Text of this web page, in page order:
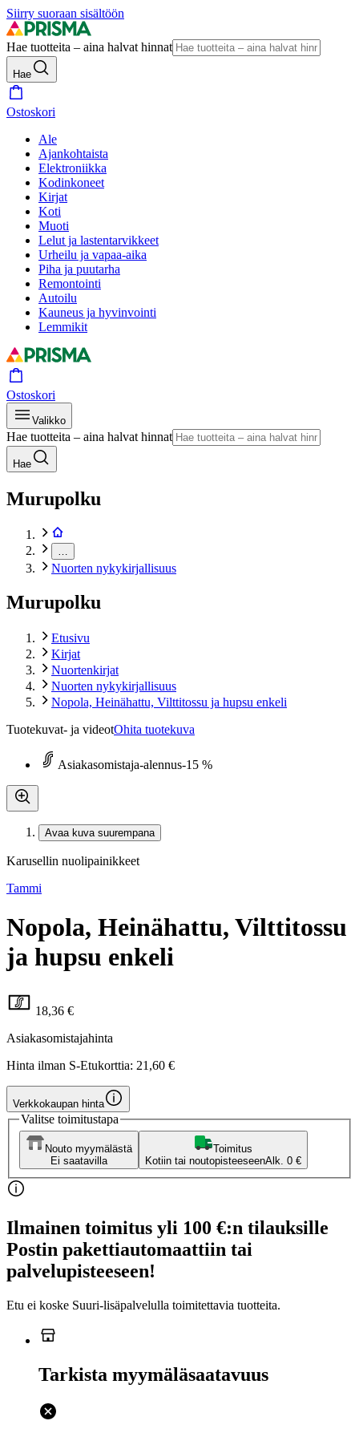
Siirry suoraan sisältöön
Hae tuotteita – aina halvat hinnat
Hae
Ostoskori
Ale
Ajankohtaista
Elektroniikka
Kodinkoneet
Kirjat
Koti
Muoti
Lelut ja lastentarvikkeet
Urheilu ja vapaa-aika
Piha ja puutarha
Remontointi
Autoilu
Kauneus ja hyvinvointi
Lemmikit
Ostoskori
Valikko
Hae tuotteita – aina halvat hinnat
Hae
Murupolku
Nuorten nykykirjallisuus
Murupolku
Etusivu
Kirjat
Nuortenkirjat
Nuorten nykykirjallisuus
Nopola, Heinähattu, Vilttitossu ja hupsu enkeli
Tuotekuvat- ja videotOhita tuotekuva
Asiakasomistaja-alennus-15 %
Avaa kuva suurempana
Karusellin nuolipainikkeet
Tammi
Nopola, Heinähattu, Vilttitossu
ja hupsu enkeli
18,36 €
Asiakasomistajahinta
Hinta ilman S-Etukorttia: 21,60 €
Verkkokaupan hinta
Valitse toimitustapa
Nouto myymälästä
Ei saatavilla
Toimitus
Kotiin tai noutopisteeseenAlk. 0 €
Ilmainen toimitus yli 100 €:n tilauksille
Postin pakettiautomaattiin tai
palvelupisteeseen!
Etu ei koske Suuri‑lisäpalvelulla toimitettavia tuotteita.
Tarkista myymäläsaatavuus